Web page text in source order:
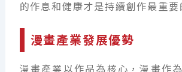
的作息和健康才是持續創作最重要
漫畫產業發展優勢
漫畫產業以作品為核心，漫畫作